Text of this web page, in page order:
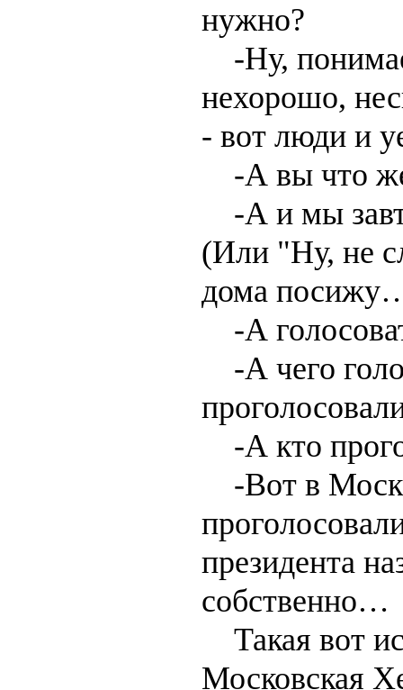
нужно?
-Ну,
нехорошо,
- вот люди и
-А вы что
-А и мы
(Или "Ну, не
дома
-А
-А чего
-А кто
-Вот в
президента
собственно…
Такая вот
Московская